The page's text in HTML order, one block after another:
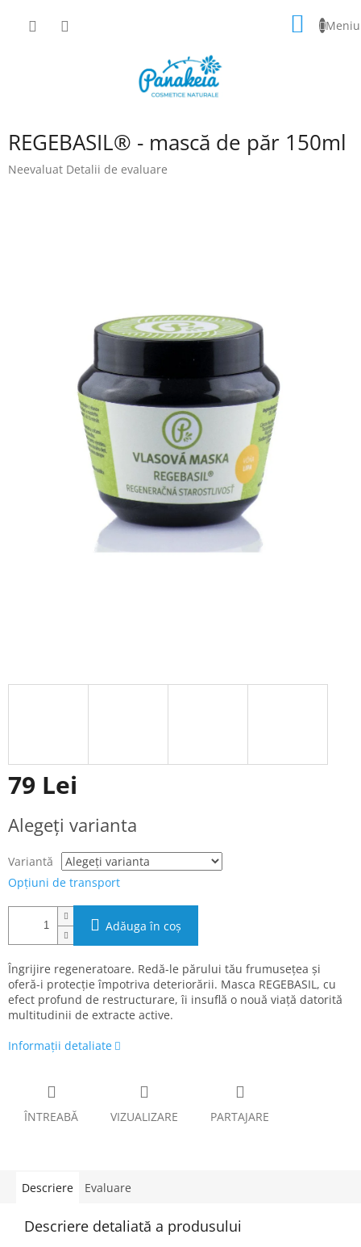
COŞ
REGEBASIL® - mască de păr 150ml
Evaluarea
Neevaluat Detalii de evaluare
79 Lei
preţ:
Alegeţi varianta
Variantă
Opțiuni de transport
Adăuga în coş
Îngrijire regeneratoare. Redă-le părului tău frumusețea și
oferă-i protecție împotriva deteriorării. Masca REGEBASIL, cu
efect profund de restructurare, îi insuflă o nouă viață datorită
multitudinii de extracte active.
Informaţii detaliate
ÎNTREABĂ VIZUALIZARE PARTAJARE
Descriere Evaluare
Descriere detaliată a produsului